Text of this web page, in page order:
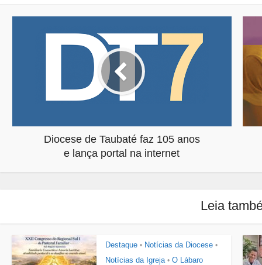
Diocese de Taubaté faz 105 anos
e lança portal na internet
Leia
Destaque • Notícias da Diocese •
Notícias da Igreja • O Lábaro